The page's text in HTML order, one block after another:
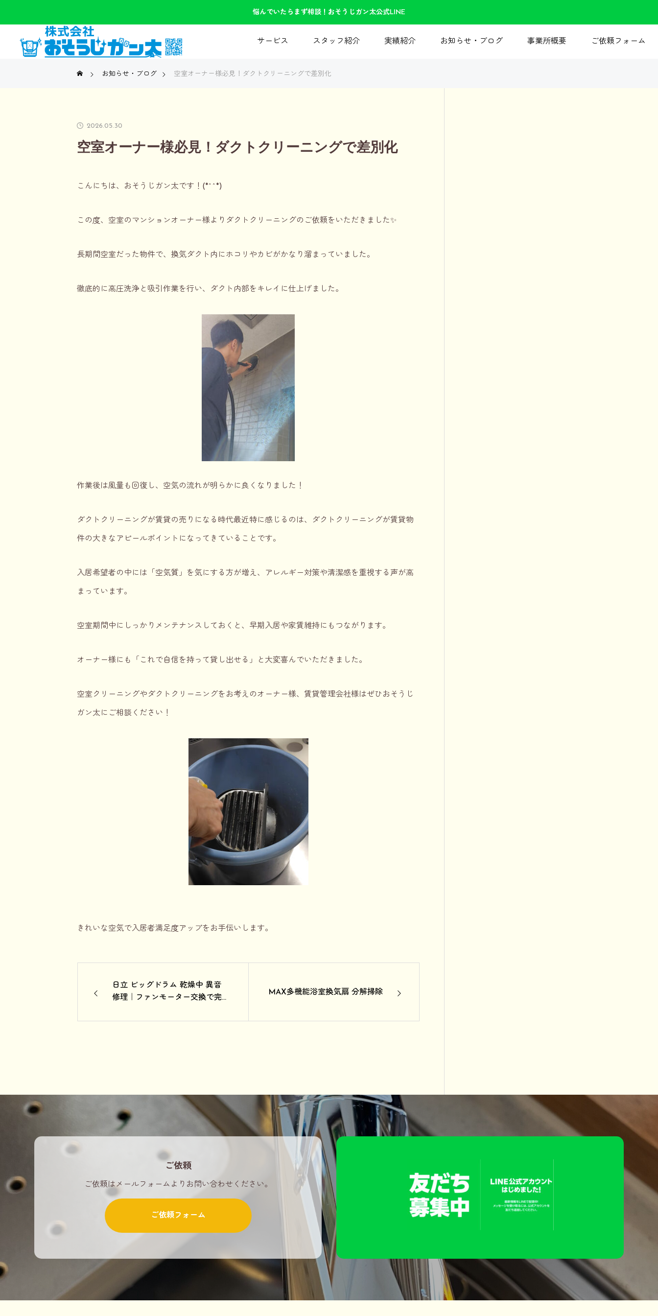
悩んでいたらまず相談！おそうじガン太公式LINE
サービス スタッフ紹介 実績紹介 お知らせ・ブログ 事業所概要 ご依頼フォーム
お知らせ・ブログ 空室オーナー様必見！ダクトクリーニングで差別化
2026.05.30
空室オーナー様必見！ダクトクリーニングで差別化
こんにちは、おそうじガン太です！(*^^*)
この度、空室のマンションオーナー様より ダクトクリーニング のご依頼をいただきました✨
長期間空室だった物件で、換気ダクト内にホコリやカビがかなり溜まっていました。
徹底的に高圧洗浄と吸引作業を行い、ダクト内部をキレイに仕上げました。
作業後は風量も回復し、空気の流れが明らかに良くなりました！
ダクトクリーニングが賃貸の売りになる時代最近特に感じるのは、 ダクトクリーニング が賃貸物
件の大きなアピールポイントになってきていることです。
入居希望者の中には「空気質」を気にする方が増え、アレルギー対策や清潔感を重視する声が高
まっています。
空室期間中にしっかりメンテナンスしておくと、早期入居や家賃維持にもつながります。
オーナー様にも「これで自信を持って貸し出せる」と大変喜んでいただきました。
空室クリーニングやダクトクリーニング をお考えのオーナー様、賃貸管理会社様はぜひおそうじ
ガン太にご相談ください！
きれいな空気で入居者満足度アップをお手伝いします。
日立 ビッグドラム 乾燥中 異音
修理｜ファンモーター交換で完
MAX多機能浴室換気扇 分解掃除
ご依頼
ご依頼はメールフォームよりお問い合わせください。
ご依頼フォーム